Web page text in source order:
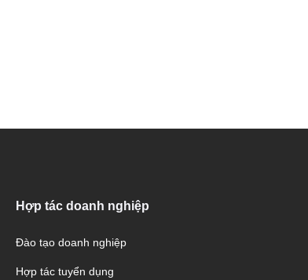
Hợp tác doanh nghiệp
Đào tạo doanh nghiệp
Hợp tác tuyển dụng